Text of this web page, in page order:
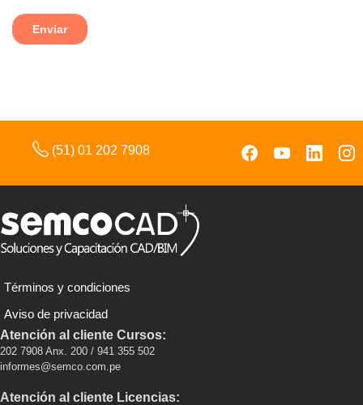
(51) 01 202 7908
Términos y condiciones
Aviso de privacidad
Atención al cliente Cursos:
202 7908 Anx. 200 / 941 355 502
informes@semco.com.pe
Atención al cliente Licencias: